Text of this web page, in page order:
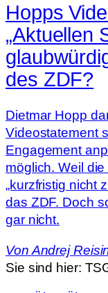
Hopps
„Aktuellen
des ZDF?
Dietmar Hopp
Videostatement
Engagement
möglich. Weil
„kurzfristig nicht
das ZDF. Doch
gar nicht.
Von Andrej
Sie sind hier: